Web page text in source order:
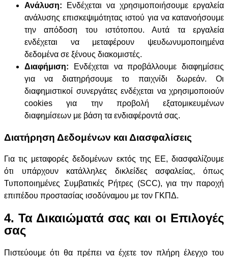
Ανάλυση: Ενδέχεται να χρησιμοποιήσουμε εργαλεία
ανάλυσης επισκεψιμότητας ιστού για να κατανοήσουμε
την απόδοση του ιστότοπου. Αυτά τα εργαλεία
ενδέχεται να μεταφέρουν ψευδωνυμοποιημένα
δεδομένα σε ξένους διακομιστές.
Διαφήμιση: Ενδέχεται να προβάλλουμε διαφημίσεις
για να διατηρήσουμε το παιχνίδι δωρεάν. Οι
διαφημιστικοί συνεργάτες ενδέχεται να χρησιμοποιούν
cookies για την προβολή εξατομικευμένων
διαφημίσεων με βάση τα ενδιαφέροντά σας.
Διατήρηση Δεδομένων και Διασφαλίσεις
Για τις μεταφορές δεδομένων εκτός της ΕΕ, διασφαλίζουμε
ότι υπάρχουν κατάλληλες δικλείδες ασφαλείας, όπως
Τυποποιημένες Συμβατικές Ρήτρες (SCC), για την παροχή
επιπέδου προστασίας ισοδύναμου με τον ΓΚΠΔ.
4. Τα Δικαιώματά σας και οι Επιλογές
σας
Πιστεύουμε ότι θα πρέπει να έχετε τον πλήρη έλεγχο του